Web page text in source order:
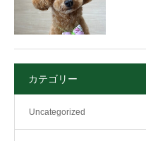
カテゴリー
Uncategorized